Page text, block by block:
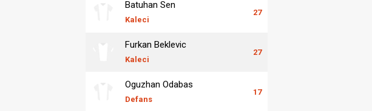
Batuhan Sen
Kaleci
27
Furkan Beklevic
Kaleci
27
Oguzhan Odabas
Defans
17